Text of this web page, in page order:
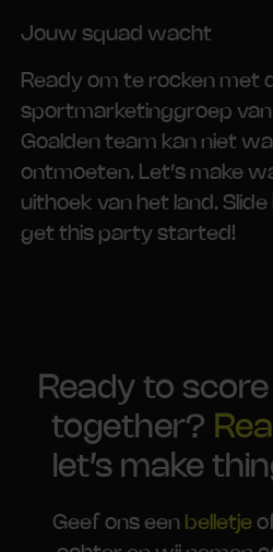
Jouw squad wacht
Ready om te rocken met
sportmarketinggroep
Goalden team kan niet
ontmoeten. Let’s make
uithoek van het land. Slide
get this party started!
Ready to
together?
let’s make
Geef ons een belletje